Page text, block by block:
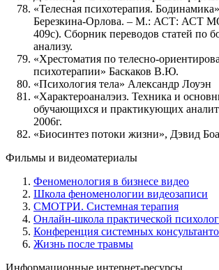
«Телесная психотерапия.
Березкина-Орлова. – М.: АСТ: АСТ
409с). Сборник переводов статей по
анализу.
«Хрестоматия по телесно-
психотерапии» Баскаков В.Ю.
«Психология тела» Александр Лоуэн
«Характероаналэиз. Техника и
обучающихся и практикующих
2006г.
«Биосинтез потоки жизни», Дэвид
Фильмы и видеоматериалы
Феноменология в бизнесе видео
Школа феноменологии видеозаписи
СМОТРИ. Системная терапия
Онлайн-школа практической
Конференция системных
Жизнь после травмы
Информационные интернет-ресурсы